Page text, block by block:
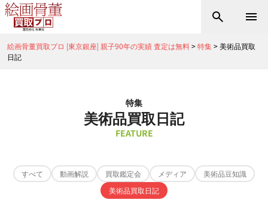
絵画骨董買取プロ |東京銀座| 親子90年の実績 査定は無料>特集>美術品買取
日記
特集
美術品買取日記
FEATURE
すべて 動画解説 買取鑑定会 メディア
美術品豆知識
美術品買取日記